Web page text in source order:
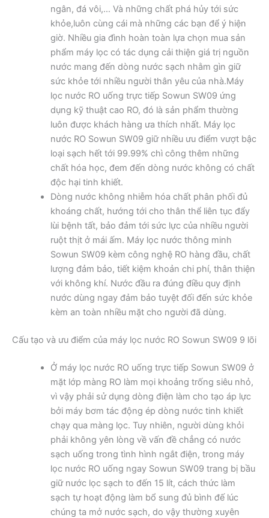
ngân, đá vôi,… Và những chất phá hủy tới sức
khỏe,luôn cùng cái mà những các bạn để ý hiện
giờ. Nhiều gia đình hoàn toàn lựa chọn mua sản
phẩm máy lọc có tác dụng cải thiện giá trị nguồn
nước mang đến dòng nước sạch nhằm gìn giữ
sức khỏe tới nhiều người thân yêu của nhà.Máy
lọc nước RO uống trực tiếp Sowun SW09 ứng
dụng kỹ thuật cao RO, đó là sản phẩm thường
luôn được khách hàng ưa thích nhất. Máy lọc
nước RO Sowun SW09 giữ nhiều ưu điểm vượt bậc
loại sạch hết tới 99.99% chì công thêm những
chất hóa học, đem đến dòng nước không có chất
độc hại tinh khiết.
Dòng nước không nhiễm hóa chất phân phối đủ
khoáng chất, hướng tới cho thân thể liên tục đẩy
lùi bệnh tất, bảo đảm tới sức lực của nhiều người
ruột thịt ở mái ấm. Máy lọc nước thông minh
Sowun SW09 kèm công nghệ RO hàng đầu, chất
lượng đảm bảo, tiết kiệm khoản chi phí, thân thiện
với không khí. Nước đầu ra đúng điều quy định
nước dùng ngay đảm bảo tuyệt đối đến sức khỏe
kèm an toàn nhiều mặt cho người đã dùng.
Cấu tạo và ưu điểm của máy lọc nước RO Sowun SW09 9 lõi
Ở máy lọc nước RO uống trực tiếp Sowun SW09 ở
mặt lớp màng RO làm mọi khoảng trống siêu nhỏ,
vì vậy phải sử dụng dòng điện làm cho tạo áp lực
bởi máy bơm tác động ép dòng nước tinh khiết
chạy qua màng lọc. Tuy nhiên, người dùng khỏi
phải không yên lòng về vấn đề chẳng có nước
sạch uống trong tình hình ngắt điện, trong máy
lọc nước RO uống ngay Sowun SW09 trang bị bầu
giữ nước lọc sạch to đến 15 lít, cách thức làm
sạch tự hoạt động làm bổ sung đủ bình đế lúc
chúng ta mở nước sạch, do vậy thường xuyên